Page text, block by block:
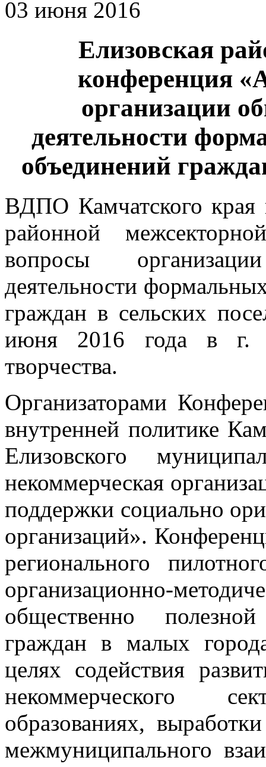
03 июня 2016
Елизовская
конференция
организации
деятельности
объединений
ВДПО Камчатского края
районной
вопросы
деятельности
граждан в сельских
июня 2016 года в г.
творчества.
Организаторами
внутренней политике
Елизовского
некоммерческая
поддержки социально
организаций».
регионального
организационно-
общественно
граждан в малых
целях содействия
некоммерческого
образованиях,
межмуниципального